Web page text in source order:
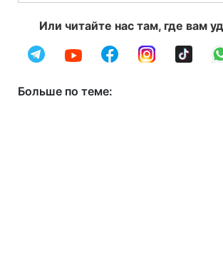
Или читайте нас там, где вам
Больше по теме: